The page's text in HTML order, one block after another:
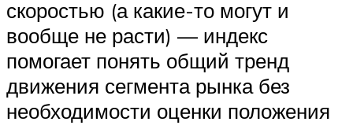
скоростью (а какие-то могут и
вообще не расти) — индекс
помогает понять общий тренд
движения сегмента рынка без
необходимости оценки положения